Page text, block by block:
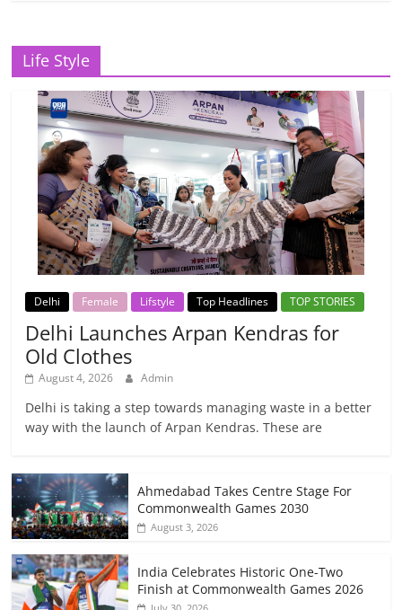
Life Style
Delhi Female Lifstyle Top Headlines TOP STORIES
Delhi Launches Arpan Kendras for
Old Clothes
August 4, 2026 Admin
Delhi is taking a step towards managing waste in a better
way with the launch of Arpan Kendras. These are
Ahmedabad Takes Centre Stage For
Commonwealth Games 2030
August 3, 2026
India Celebrates Historic One-Two
Finish at Commonwealth Games 2026